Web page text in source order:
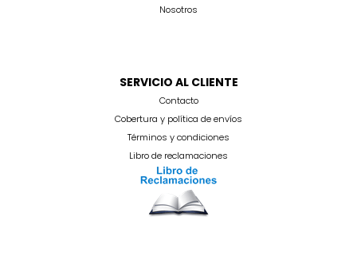
Nosotros
SERVICIO AL CLIENTE
Contacto
Cobertura y política de envíos
Términos y condiciones
Libro de reclamaciones